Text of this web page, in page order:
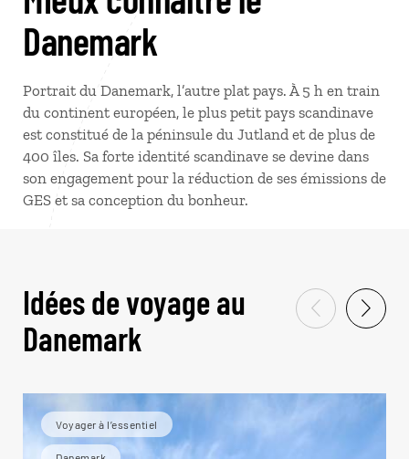
Danemark
Portrait du Danemark, l’autre plat pays. À 5 h en train
du continent européen, le plus petit pays scandinave
est constitué de la péninsule du Jutland et de plus de
400 îles. Sa forte identité scandinave se devine dans
son engagement pour la réduction de ses émissions de
GES et sa conception du bonheur.
Idées de voyage au
Danemark
Voyager à l’essentiel